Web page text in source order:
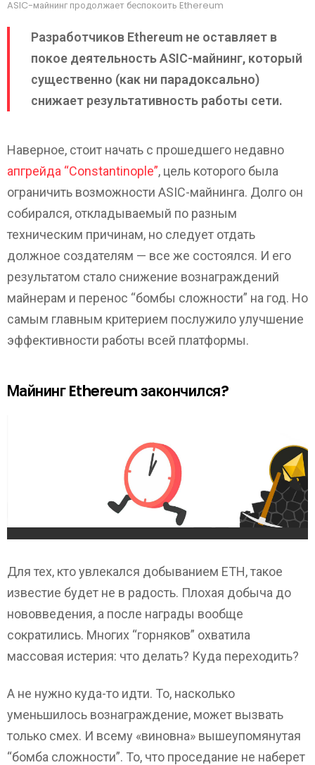
ASIC-майнинг продолжает беспокоить Ethereum
Разработчиков Ethereum не оставляет в
покое деятельность ASIC-майнинг, который
существенно (как ни парадоксально)
снижает результативность работы сети.
Наверное, стоит начать с прошедшего недавно
апгрейда “Constantinople”, цель которого была
ограничить возможности ASIC-майнинга. Долго он
собирался, откладываемый по разным
техническим причинам, но следует отдать
должное создателям — все же состоялся. И его
результатом стало снижение вознаграждений
майнерам и перенос “бомбы сложности” на год. Но
самым главным критерием послужило улучшение
эффективности работы всей платформы.
Майнинг Ethereum закончился?
Для тех, кто увлекался добыванием ЕТН, такое
известие будет не в радость. Плохая добыча до
нововведения, а после награды вообще
сократились. Многих “горняков” охватила
массовая истерия: что делать? Куда переходить?
А не нужно куда-то идти. То, насколько
уменьшилось вознаграждение, может вызвать
только смех. И всему «виновна» вышеупомянутая
“бомба сложности”. То, что проседание не наберет